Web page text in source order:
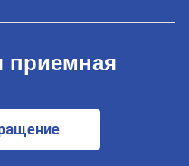
приемная